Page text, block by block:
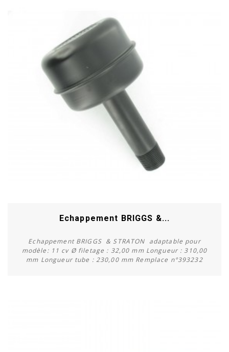
Echappement BRIGGS &...
Echappement BRIGGS & STRATON adaptable pour
modèle: 11 cv Ø filetage : 32,00 mm Longueur : 310,00
mm Longueur tube : 230,00 mm Remplace n°393232